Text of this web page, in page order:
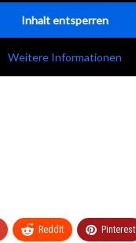
Inhalt entsperren
Weitere Informationen
ReddIt Pinterest